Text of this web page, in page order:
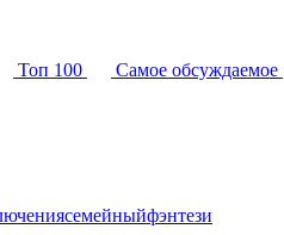
Топ 100 Самое обсуждаемое
семейныйфэнтези